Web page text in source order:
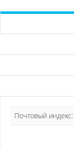
Почтовый индекс: